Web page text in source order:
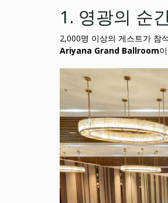
1. 영광의 순
2,000명 이상의 게스트가 참
Ariyana Grand Ballroom